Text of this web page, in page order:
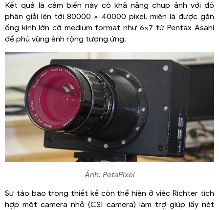
Kết quả là cảm biến này có khả năng chụp ảnh với độ
phân giải lên tới 80000 × 40000 pixel, miễn là được gắn
ống kính lớn cỡ medium format như 6×7 từ Pentax Asahi
để phủ vùng ảnh rộng tương ứng.
Ảnh: PetaPixel
Sự táo bạo trong thiết kế còn thể hiện ở việc Richter tích
hợp một camera nhỏ (CSI camera) làm trợ giúp lấy nét